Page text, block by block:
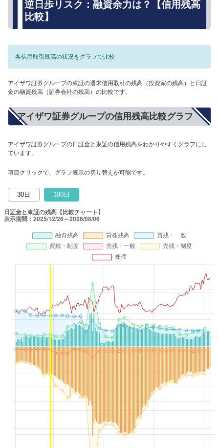
逆日歩リスク：融資余力は？【信用残高
比較】
各信用取引残高の状況をグラフで比較
アイザワ証券グループの東証の週末信用取引の残高（投資家の残高）と日証
金の融資残高（証券会社の残高）の比較です。
アイザワ証券グループの信用残高比較グラフ
アイザワ証券グループの日証金と東証の信用残高をわかりやすくグラフにし
ています。
項目クリックで、グラフ表示の切り替えが可能です。
30日 180日